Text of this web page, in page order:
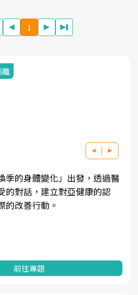
1
季的身體變化」出發，透過醫
的對話，建立對亞健康的認
的改善行動。
前往專題